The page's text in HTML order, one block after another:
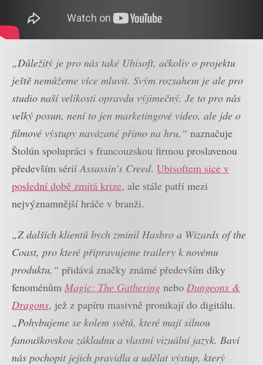
„Důležitý je pro nás také Ubisoft, ačkoliv o projektu
ještě nemůžeme více mluvit. Svým rozsahem je ale pro
studio naší velikosti opravdu výjimečný. Je to pro nás
velký posun, není to jen marketingové video, ale jde o
filmové výstupy navázané přímo na hru,“ naznačuje
Štolún spolupráci s francouzskou firmou proslavenou
především sériíAssassin’s Creed. Ubisoftem sice v
poslední době zmítá krize, ale stále patří mezi
nejvýznamnější hráče v branži.
„Z dalších klientů bych zmínil Hasbro a Wizards of the
Coast, pro které připravujeme trailery k novému
produktu,“ přidává značky známé především díky
fenoménům Magic: The Gathering nebo Dungeons &
Dragons, jež z papíru masivně pronikají do digitálu.
„Pohybujeme se kolem světů, které mají silnou
fanouškovskou základnu a vlastní vizuální jazyk. Baví
nás pochopit jejich pravidla a udělat výstup, který